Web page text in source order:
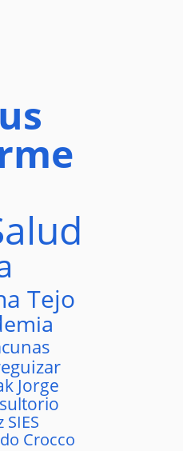
Tejo
Jorge
SIES
Crocco